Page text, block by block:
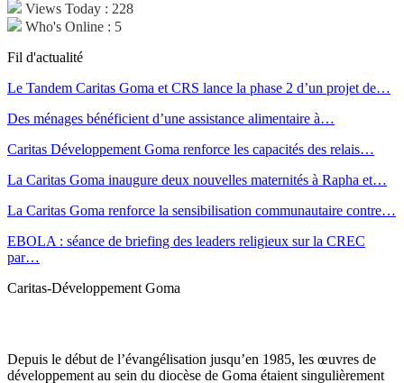
Views Today : 228
Who's Online : 5
Fil d'actualité
Le Tandem Caritas Goma et CRS lance la phase 2 d’un projet de…
Des ménages bénéficient d’une assistance alimentaire à…
Caritas Développement Goma renforce les capacités des relais…
La Caritas Goma inaugure deux nouvelles maternités à Rapha et…
La Caritas Goma renforce la sensibilisation communautaire contre…
EBOLA : séance de briefing des leaders religieux sur la CREC
par…
Caritas-Développement Goma
Depuis le début de l’évangélisation jusqu’en 1985, les œuvres de
développement au sein du diocèse de Goma étaient singulièrement